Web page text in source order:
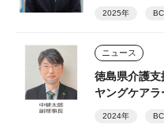
2025年
ニュース
徳島県介護
ヤングケアラ
2024年